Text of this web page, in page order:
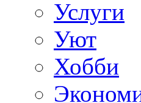
Услуги
Уют
Хобби